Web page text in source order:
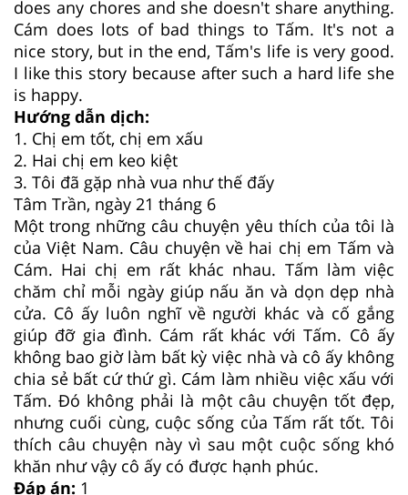
does any chores and she doesn't share anything.
Cám does lots of bad things to Tấm. It's not a
nice story, but in the end, Tấm's life is very good.
I like this story because after such a hard life she
is happy.
Hướng dẫn dịch:
1. Chị em tốt, chị em xấu
2. Hai chị em keo kiệt
3. Tôi đã gặp nhà vua như thế đấy
Tâm Trần, ngày 21 tháng 6
Một trong những câu chuyện yêu thích của tôi là
của Việt Nam. Câu chuyện về hai chị em Tấm và
Cám. Hai chị em rất khác nhau. Tấm làm việc
chăm chỉ mỗi ngày giúp nấu ăn và dọn dẹp nhà
cửa. Cô ấy luôn nghĩ về người khác và cố gắng
giúp đỡ gia đình. Cám rất khác với Tấm. Cô ấy
không bao giờ làm bất kỳ việc nhà và cô ấy không
chia sẻ bất cứ thứ gì. Cám làm nhiều việc xấu với
Tấm. Đó không phải là một câu chuyện tốt đẹp,
nhưng cuối cùng, cuộc sống của Tấm rất tốt. Tôi
thích câu chuyện này vì sau một cuộc sống khó
khăn như vậy cô ấy có được hạnh phúc.
Đáp án: 1